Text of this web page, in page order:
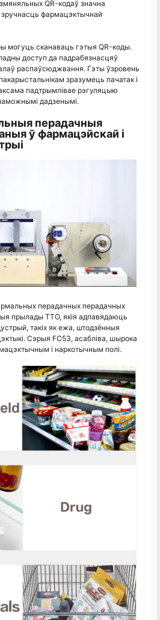
QR-кодаў значна
зручнасць фармацэктычнай
могуць сканаваць гэтыя QR-коды.
доступ да падрабязнасцяў
распаўсюджвання. Гэты ўзровень
зразумець пачатак і
падтрымлівае рэгуляцыю
дадзенымі.
перадачныя
ў фармацэйскай і
перадачных перадачных
прылады TTO, якія адпавядаюць
такіх як ежа, штодзённыя
Сэрыя FC53, асабліва, шырока
і наркотычным полі.